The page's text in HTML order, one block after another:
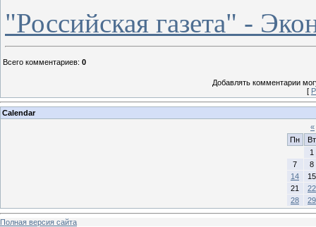
"Российская газета" -
Всего комментариев: 0
Добавлять комментарии
[
Calendar
«
Пн
Вт
1
7
8
14
15
21
22
28
29
Полная версия сайта